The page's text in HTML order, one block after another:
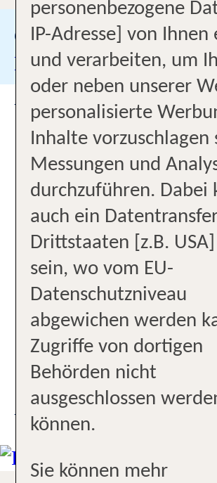
genauen Planung. Wir
für Sie!
Google Bewertungen
Besuchen Sie uns auf
UNSER BÜRO
Anreise mit
Kompetente
Kostenloser
Profis für
Profis für
Verkehrsgünstige
UNSER STANDORT
personenbezogene
IP-Adresse] von Ihnen
und verarbeiten, um
oder neben unserer
personalisierte
Inhalte vorzuschlagen
Messungen und
durchzuführen. Dabei
auch ein
Drittstaaten [z.B.
sein, wo vom EU-
Datenschutzniveau
abgewichen werden
Zugriffe von dortigen
Behörden nicht
ausgeschlossen
können.
Sie können mehr